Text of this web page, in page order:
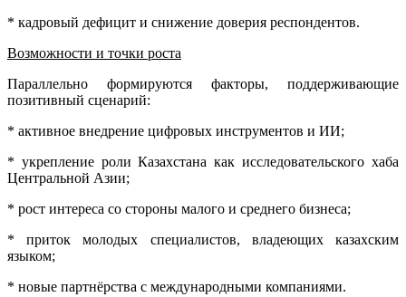
* кадровый дефицит и снижение доверия респондентов.
Возможности и точки роста
Параллельно формируются факторы, поддерживающие
позитивный сценарий:
* активное внедрение цифровых инструментов и ИИ;
* укрепление роли Казахстана как исследовательского хаба
Центральной Азии;
* рост интереса со стороны малого и среднего бизнеса;
* приток молодых специалистов, владеющих казахским
языком;
* новые партнёрства с международными компаниями.